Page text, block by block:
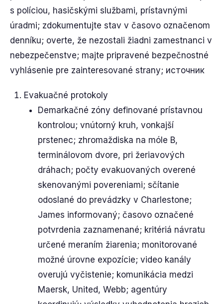
s políciou, hasičskými službami, prístavnými
úradmi; zdokumentujte stav v časovo označenom
denníku; overte, že nezostali žiadni zamestnanci v
nebezpečenstve; majte pripravené bezpečnostné
vyhlásenie pre zainteresované strany; источник
Evakuačné protokoly
Demarkačné zóny definované prístavnou
kontrolou; vnútorný kruh, vonkajší
prstenec; zhromaždiska na móle B,
terminálovom dvore, pri žeriavových
dráhach; počty evakuovaných overené
skenovanými povereniami; sčítanie
odoslané do prevádzky v Charlestone;
James informovaný; časovo označené
potvrdenia zaznamenané; kritériá návratu
určené meraním žiarenia; monitorované
možné úrovne expozície; video kanály
overujú vyčistenie; komunikácia medzi
Maersk, United, Webb; agentúry